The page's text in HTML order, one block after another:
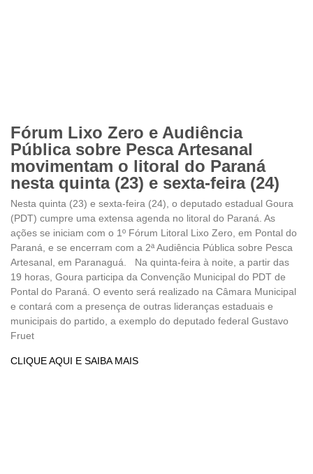
Fórum Lixo Zero e Audiência
Pública sobre Pesca Artesanal
movimentam o litoral do Paraná
nesta quinta (23) e sexta-feira (24)
Nesta quinta (23) e sexta-feira (24), o deputado estadual Goura
(PDT) cumpre uma extensa agenda no litoral do Paraná. As
ações se iniciam com o 1º Fórum Litoral Lixo Zero, em Pontal do
Paraná, e se encerram com a 2ª Audiência Pública sobre Pesca
Artesanal, em Paranaguá. Na quinta-feira à noite, a partir das
19 horas, Goura participa da Convenção Municipal do PDT de
Pontal do Paraná. O evento será realizado na Câmara Municipal
e contará com a presença de outras lideranças estaduais e
municipais do partido, a exemplo do deputado federal Gustavo
Fruet
CLIQUE AQUI E SAIBA MAIS